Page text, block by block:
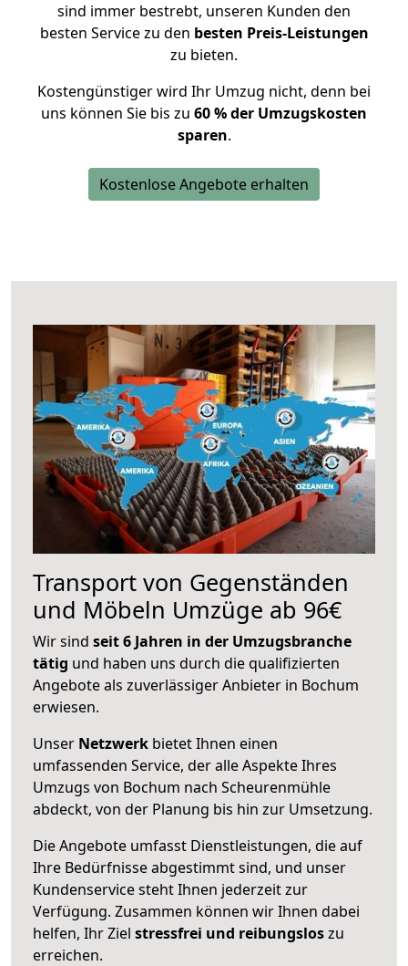
sind immer bestrebt, unseren Kunden den
besten Service zu den besten Preis-Leistungen
zu bieten.
Kostengünstiger wird Ihr Umzug nicht, denn bei
uns können Sie bis zu 60 % der Umzugskosten
sparen.
Kostenlose Angebote erhalten
Transport von Gegenständen
und Möbeln Umzüge ab 96€
Wir sind seit 6 Jahren in der Umzugsbranche
tätig und haben uns durch die qualifizierten
Angebote als zuverlässiger Anbieter in Bochum
erwiesen.
Unser Netzwerk bietet Ihnen einen
umfassenden Service, der alle Aspekte Ihres
Umzugs von Bochum nach Scheurenmühle
abdeckt, von der Planung bis hin zur Umsetzung.
Die Angebote umfasst Dienstleistungen, die auf
Ihre Bedürfnisse abgestimmt sind, und unser
Kundenservice steht Ihnen jederzeit zur
Verfügung. Zusammen können wir Ihnen dabei
helfen, Ihr Ziel stressfrei und reibungsloszu
erreichen.